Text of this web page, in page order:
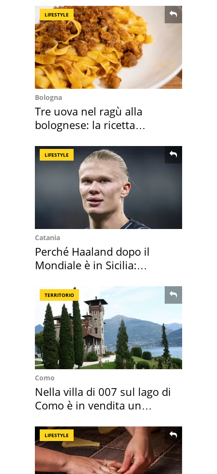
LIFESTYLE
Bologna
Tre uova nel ragù alla
bolognese: la ricetta
LIFESTYLE
Catania
Perché Haaland dopo il
Mondiale è in Sicilia:
TERRITORIO
Como
Nella villa di 007 sul lago di
Como è in vendita un
LIFESTYLE